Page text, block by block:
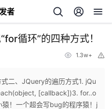
者
循环”的四种方式！
1.3w+
式二、JQuery的遍历方式1. jQu
[callback])3. for..o
！一个超会写bug的程序猿！j